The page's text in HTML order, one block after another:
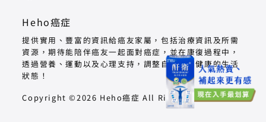
Heho癌症
提供實用、豐富的資訊給癌友家屬，包括治療資訊及所需
資源，期待能陪伴癌友一起面對癌症，並在康復過程中，
透過營養、運動以及心理支持，調整自己回到健康的生活
狀態！
Copyright ©2026 Heho癌症 All Right Reserved.